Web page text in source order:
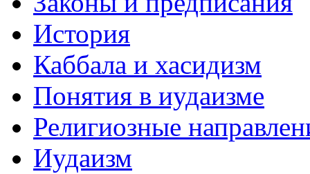
История
Каббала и хасидизм
Понятия в иудаизме
Религиозные
Иудаизм